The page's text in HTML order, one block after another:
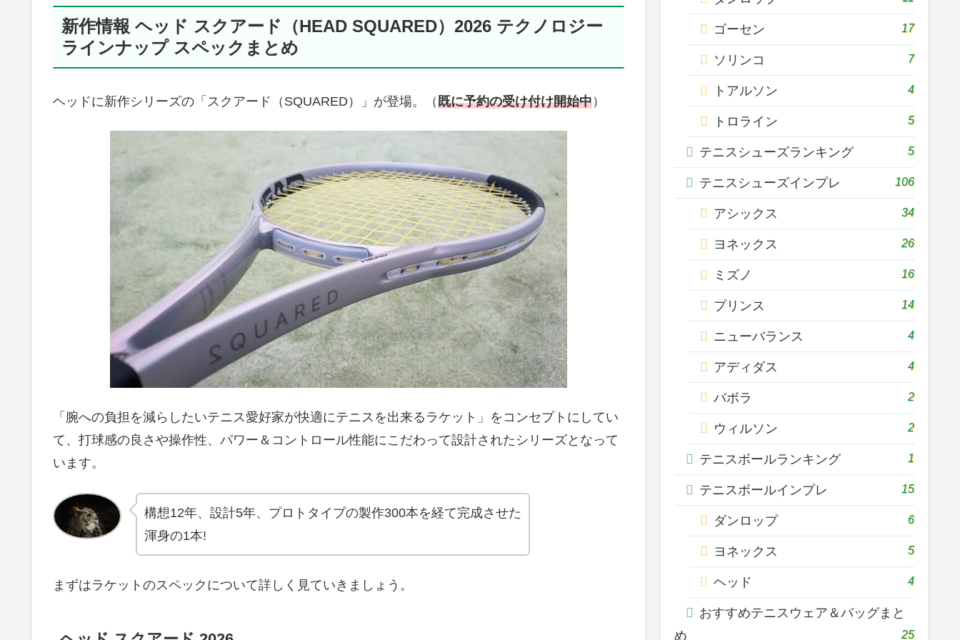
新作情報 ヘッド スクアード（HEAD SQUARED）2026 テクノロジー
ラインナップ スペックまとめ
ヘッドに新作シリーズの「スクアード（SQUARED）」が登場。（既に予約の受け付け開始中）
「腕への負担を減らしたいテニス愛好家が快適にテニスを出来るラケット」をコンセプトにしてい
て、打球感の良さや操作性、パワー＆コントロール性能にこだわって設計されたシリーズとなって
います。
構想12年、設計5年、プロトタイプの製作300本を経て完成させた
渾身の1本!
まずはラケットのスペックについて詳しく見ていきましょう。
ゴーセン 17
ソリンコ 7
トアルソン 4
トロライン 5
テニスシューズランキング 5
テニスシューズインプレ 106
アシックス 34
ヨネックス 26
ミズノ 16
プリンス 14
ニューバランス 4
アディダス 4
バボラ 2
ウィルソン 2
テニスボールランキング 1
テニスボールインプレ 15
ダンロップ 6
ヨネックス 5
ヘッド 4
おすすめテニスウェア＆バッグまと
め
25